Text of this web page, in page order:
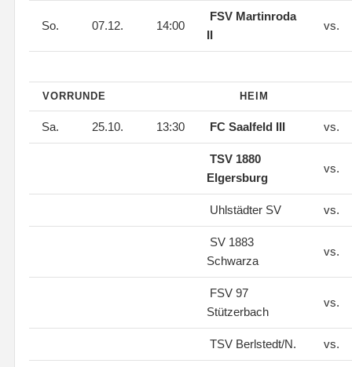
So. 07.12. 14:00
FSV Martinroda
II
vs.
VORRUNDE HEIM
Sa. 25.10. 13:30 FC Saalfeld III vs.
TSV 1880
Elgersburg
vs.
Uhlstädter SV vs.
SV 1883
Schwarza
vs.
FSV 97
Stützerbach
vs.
TSV Berlstedt/N. vs.